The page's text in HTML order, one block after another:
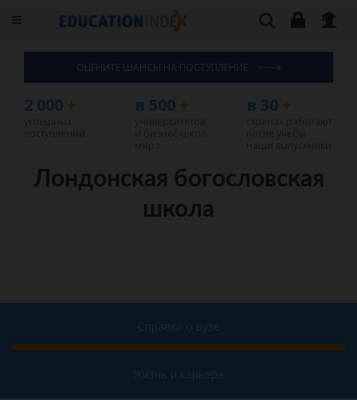
ОЦЕНИТЕ ШАНСЫ НА ПОСТУПЛЕНИЕ
2 000 + в 500 + в 30+
Лондонская богословская
школа
Справка о вузе
Жизнь и карьера